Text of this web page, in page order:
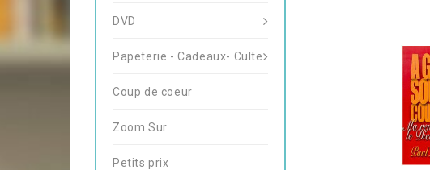
DVD
Papeterie - Cadeaux- Culte
Coup de coeur
Zoom Sur
Petits prix